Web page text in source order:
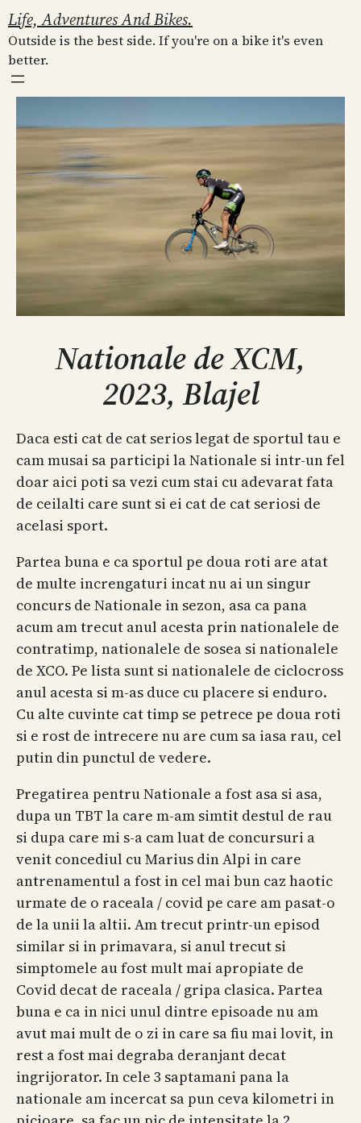
Skip
to
content
Life, Adventures And Bikes.
Outside is the best side. If you're on a bike it's even
better.
Nationale de XCM,
2023, Blajel
Daca esti cat de cat serios legat de sportul tau e
cam musai sa participi la Nationale si intr-un fel
doar aici poti sa vezi cum stai cu adevarat fata
de ceilalti care sunt si ei cat de cat seriosi de
acelasi sport.
Partea buna e ca sportul pe doua roti are atat
de multe increngaturi incat nu ai un singur
concurs de Nationale in sezon, asa ca pana
acum am trecut anul acesta prin nationalele de
contratimp, nationalele de sosea si nationalele
de XCO. Pe lista sunt si nationalele de ciclocross
anul acesta si m-as duce cu placere si enduro.
Cu alte cuvinte cat timp se petrece pe doua roti
si e rost de intrecere nu are cum sa iasa rau, cel
putin din punctul de vedere.
Pregatirea pentru Nationale a fost asa si asa,
dupa un TBT la care m-am simtit destul de rau
si dupa care mi s-a cam luat de concursuri a
venit concediul cu Marius din Alpi in care
antrenamentul a fost in cel mai bun caz haotic
urmate de o raceala / covid pe care am pasat-o
de la unii la altii. Am trecut printr-un episod
similar si in primavara, si anul trecut si
simptomele au fost mult mai apropiate de
Covid decat de raceala / gripa clasica. Partea
buna e ca in nici unul dintre episoade nu am
avut mai mult de o zi in care sa fiu mai lovit, in
rest a fost mai degraba deranjant decat
ingrijorator. In cele 3 saptamani pana la
nationale am incercat sa pun ceva kilometri in